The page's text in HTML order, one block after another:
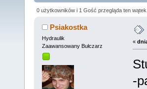
razy)
0 użytkowników i 1 Gość przegląda ten wątek.
Psiakostka
Hydraulik
Zaawansowany Bułczarz
«
-